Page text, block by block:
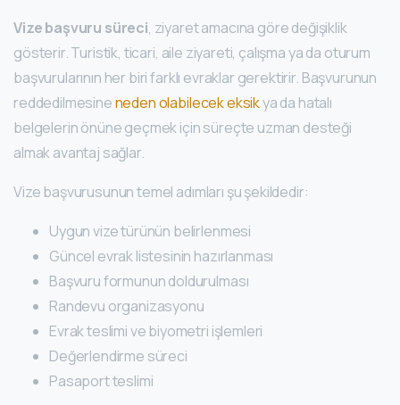
Vize başvuru süreci, ziyaret amacına göre değişiklik
gösterir. Turistik, ticari, aile ziyareti, çalışma ya da oturum
başvurularının her biri farklı evraklar gerektirir. Başvurunun
reddedilmesineneden olabilecek eksikya da hatalı
belgelerin önüne geçmek için süreçte uzman desteği
almak avantaj sağlar.
Vize başvurusunun temel adımları şu şekildedir:
Uygun vize türünün belirlenmesi
Güncel evrak listesinin hazırlanması
Başvuru formunun doldurulması
Randevu organizasyonu
Evrak teslimi ve biyometri işlemleri
Değerlendirme süreci
Pasaport teslimi